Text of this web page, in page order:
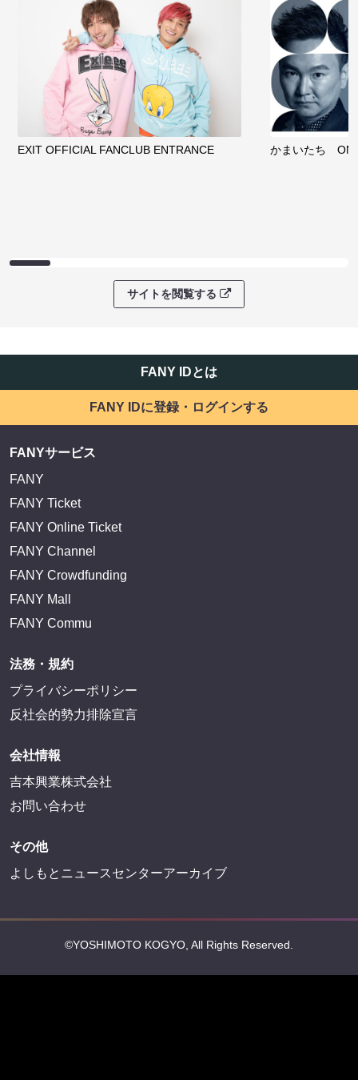
EXIT OFFICIAL FANCLUB ENTRANCE かまいたち
サイトを閲覧する
FANY IDとは
FANY IDに登録・ログインする
FANYサービス
FANY
FANY Ticket
FANY Online Ticket
FANY Channel
FANY Crowdfunding
FANY Mall
FANY Commu
法務・規約
プライバシーポリシー
反社会的勢力排除宣言
会社情報
吉本興業株式会社
お問い合わせ
その他
よしもとニュースセンターアーカイブ
©YOSHIMOTO KOGYO, All Rights Reserved.